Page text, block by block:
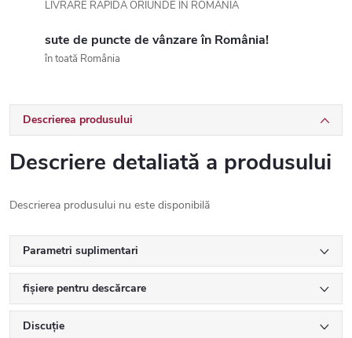
LIVRARE RAPIDĂ ORIUNDE ÎN ROMÂNIA
sute de puncte de vânzare în România!
în toată România
Descrierea produsului
Descriere detaliată a produsului
Descrierea produsului nu este disponibilă
Parametri suplimentari
fișiere pentru descărcare
Discuţie